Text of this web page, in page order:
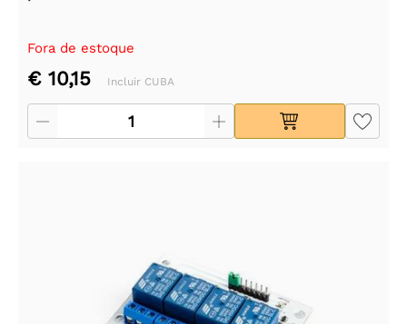
Fora de estoque
€ 10,15 Incluir CUBA